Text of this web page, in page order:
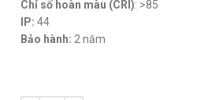
Chỉ số hoàn màu (CRI): >85
IP: 44
Bảo hành: 2 năm